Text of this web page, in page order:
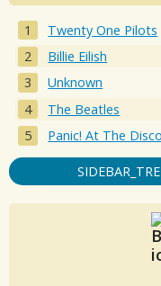
Twenty One Pilots
Billie Eilish
Unknown
The Beatles
Panic! At The Disco